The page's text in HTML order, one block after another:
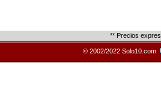
** Precios
© 2002/2022 Solo10.com